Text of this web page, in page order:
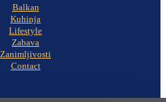
Balkan
Kuhinja
Lifestyle
Zabava
Zanimljivosti
Contact